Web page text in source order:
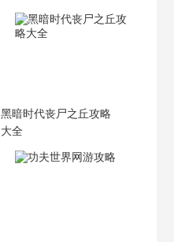
黑暗时代丧尸之丘攻略
大全